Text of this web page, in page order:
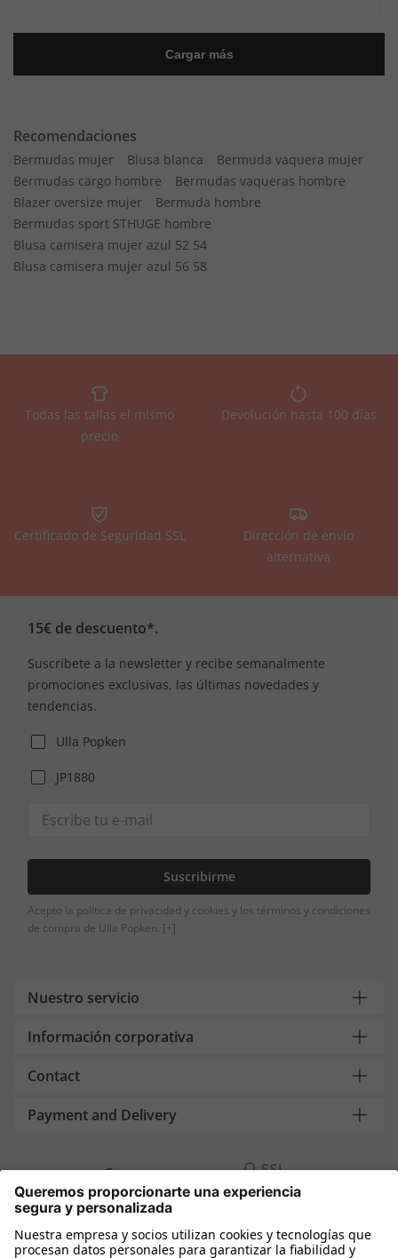
Recomendaciones
Bermudas mujer Blusa blanca
Bermuda vaquera mujer
Bermudas cargo hombre
Bermudas vaqueras hombre
Blazer oversize mujer
Bermuda hombre
Bermudas sport STHUGE hombre
Blusa camisera mujer azul 52 54
Blusa camisera mujer azul 56 58
Todas las tallas el mismo
precio
Devolución hasta 100 días
Certificado de Seguridad SSL
Dirección de envío
alternativa
15€ de descuento*.
Suscríbete a la newsletter y recibe semanalmente
promociones exclusivas, las últimas novedades y
tendencias.
Ulla Popken
JP1880
Suscribirme
Acepto la política de privacidad y cookies y los términos y condiciones
de compra de Ulla Popken. [+]
Nuestro servicio
Información corporativa
Contact
Payment and Delivery
Compra segura con
Más tiendas online